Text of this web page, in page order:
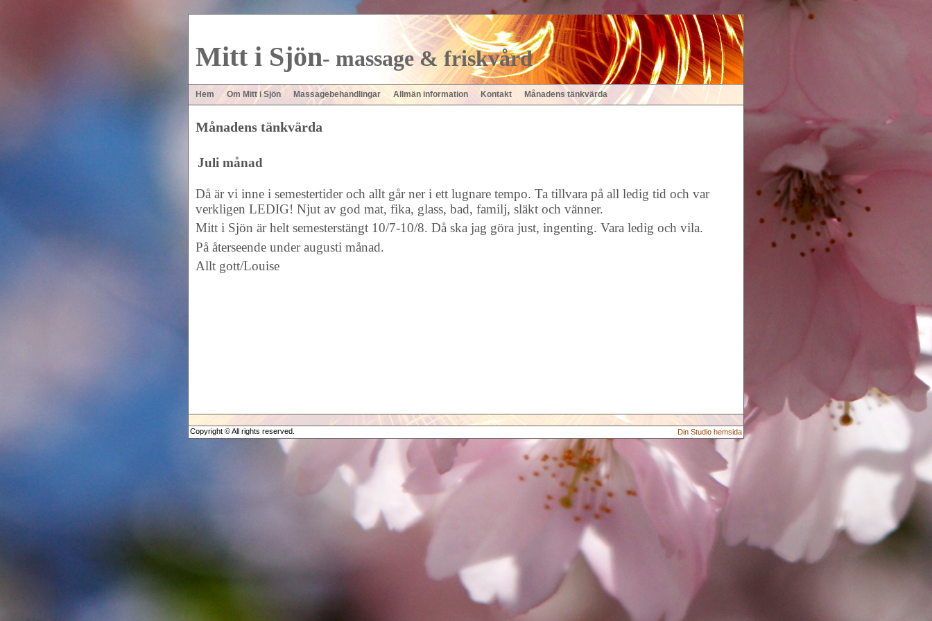
Mitt i Sjön- massage & friskvård
Hem Om Mitt i Sjön Massagebehandlingar Allmän information Kontakt Månadens tänkvärda
Månadens tänkvärda
Juli månad
Då är vi inne i semestertider och allt går ner i ett lugnare tempo. Ta tillvara på all ledig tid och var
verkligen LEDIG! Njut av god mat, fika, glass, bad, familj, släkt och vänner.
Mitt i Sjön är helt semesterstängt 10/7-10/8. Då ska jag göra just, ingenting. Vara ledig och vila.
På återseende under augusti månad.
Allt gott/Louise
Copyright © All rights reserved. Din Studio hemsida